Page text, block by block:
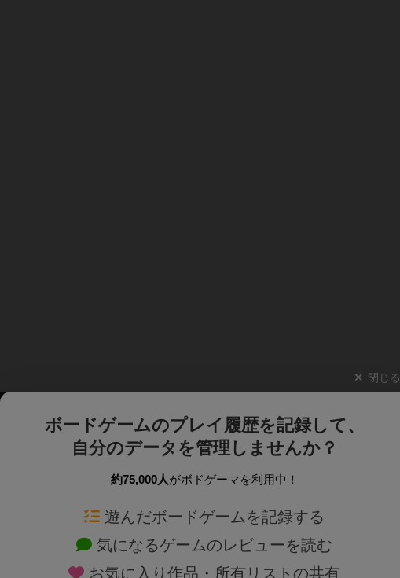
閉じる
ボードゲームのプレイ履歴を記録して、
自分のデータを管理しませんか？
約75,000人がボドゲーマを利用中！
遊んだボードゲームを記録する
気になるゲームのレビューを読む
お気に入り作品・所有リストの共有
ボードゲームを検索する 新作・再入荷情報